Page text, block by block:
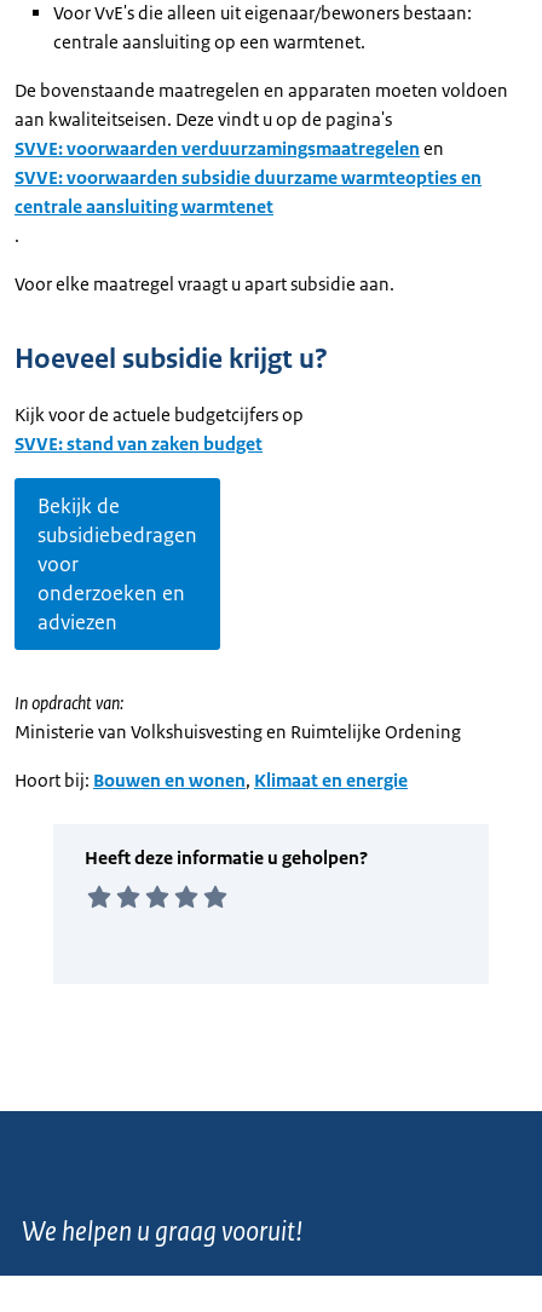
Voor VvE's die alleen uit eigenaar/bewoners bestaan:
centrale aansluiting op een warmtenet.
De bovenstaande maatregelen en apparaten moeten voldoen
aan kwaliteitseisen. Deze vindt u op de pagina's
SVVE: voorwaarden verduurzamingsmaatregelen en
SVVE: voorwaarden subsidie duurzame warmteopties en
centrale aansluiting warmtenet
.
Voor elke maatregel vraagt u apart subsidie aan.
Hoeveel subsidie krijgt u?
Kijk voor de actuele budgetcijfers op
SVVE: stand van zaken budget
Bekijk de
subsidiebedragen
voor
onderzoeken en
adviezen
In opdracht van:
Ministerie van Volkshuisvesting en Ruimtelijke Ordening
Hoort bij: Bouwen en wonen, Klimaat en energie
We helpen u graag vooruit!